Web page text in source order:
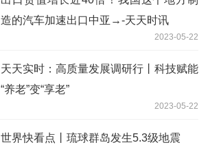
造的汽车加速出口中亚→-天天时讯
2023-05-22
天天实时：高质量发展调研行丨科技赋能
“养老”变“享老”
2023-05-22
世界快看点丨琉球群岛发生5.3级地震